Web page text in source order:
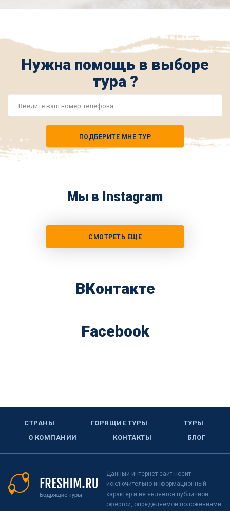
Нужна помощь в выборе
тура ?
ПОДБЕРИТЕ МНЕ ТУР
Мы в Instagram
СМОТРЕТЬ ЕЩЕ
ВКонтакте
Facebook
СТРАНЫ ГОРЯЩИЕ ТУРЫ
ТУРЫ
О КОМПАНИИ
КОНТАКТЫ БЛОГ
Данный интернет-сайт носит
исключительно информационный
характер и не является публичной
офертой, определяемой положениями